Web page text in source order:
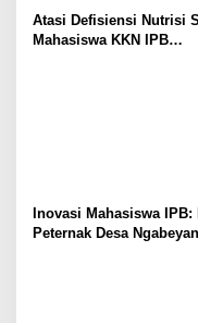
Atasi Defisiensi Nutrisi
Mahasiswa KKN IPB
Inovasi Mahasiswa IPB:
Peternak Desa Ngabeyan